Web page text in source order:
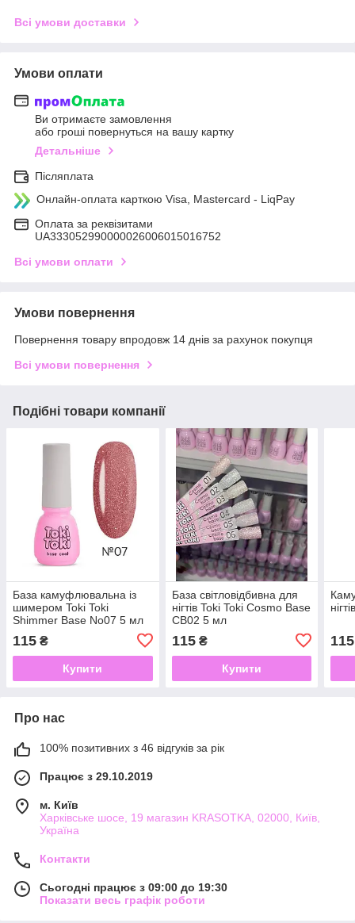
Всі умови доставки
Умови оплати
Ви отримаєте замовлення
або гроші повернуться на вашу картку
Детальніше
Післяплата
Онлайн-оплата карткою Visa, Mastercard - LiqPay
Оплата за реквізитами
UA333052990000026006015016752
Всі умови оплати
Умови повернення
Повернення товару впродовж 14 днів за рахунок покупця
Всі умови повернення
Подібні товари компанії
База камуфлювальна із
шимером Toki Toki
Shimmer Base No07 5 мл
115 ₴
Купити
База світловідбивна для
нігтів Toki Toki Cosmo Base
CB02 5 мл
115₴
Купити
115
Про нас
100% позитивних з 46 відгуків за рік
Працює з 29.10.2019
м. Київ
Харківське шосе, 19 магазин KRASOTKA, 02000, Київ,
Україна
Контакти
Сьогодні працює з 09:00 до 19:30
Показати весь графік роботи